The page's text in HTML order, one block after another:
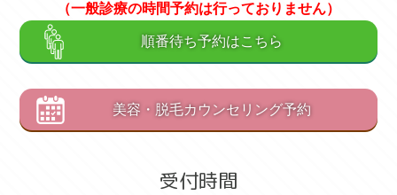
（一般診療の時間予約は行っておりません）
順番待ち予約はこちら
美容・脱毛カウンセリング予約
受付時間